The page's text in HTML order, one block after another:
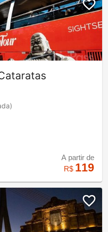
A partir de
R$ 119